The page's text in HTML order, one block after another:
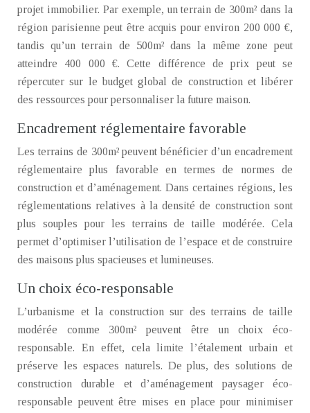
projet immobilier. Par exemple, un terrain de 300m² dans la
région parisienne peut être acquis pour environ 200 000 €,
tandis qu’un terrain de 500m² dans la même zone peut
atteindre 400 000 €. Cette différence de prix peut se
répercuter sur le budget global de construction et libérer
des ressources pour personnaliser la future maison.
Encadrement réglementaire favorable
Les terrains de 300m² peuvent bénéficier d’un encadrement
réglementaire plus favorable en termes de normes de
construction et d’aménagement. Dans certaines régions, les
réglementations relatives à la densité de construction sont
plus souples pour les terrains de taille modérée. Cela
permet d’optimiser l’utilisation de l’espace et de construire
des maisons plus spacieuses et lumineuses.
Un choix éco-responsable
L’urbanisme et la construction sur des terrains de taille
modérée comme 300m² peuvent être un choix éco-
responsable. En effet, cela limite l’étalement urbain et
préserve les espaces naturels. De plus, des solutions de
construction durable et d’aménagement paysager éco-
responsable peuvent être mises en place pour minimiser